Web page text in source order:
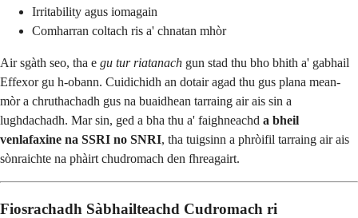
Irritability agus iomagain
Comharran coltach ris a' chnatan mhòr
Air sgàth seo, tha e gu tur riatanach gun stad thu bho bhith a' gabhail
Effexor gu h-obann. Cuidichidh an dotair agad thu gus plana mean-
mòr a chruthachadh gus na buaidhean tarraing air ais sin a
lughdachadh. Mar sin, ged a bha thu a' faighneachd a bheil
venlafaxine na SSRI no SNRI, tha tuigsinn a phròifil tarraing air ais
sònraichte na phàirt chudromach den fhreagairt.
Fiosrachadh Sàbhailteachd Cudromach ri